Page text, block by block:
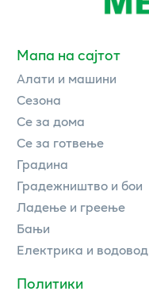
Мапа на сајтот
Алати и машини
Сезона
Се за дома
Се за готвење
Градина
Градежништво и бои
Ладење и греење
Бањи
Електрика и водовод
Политики